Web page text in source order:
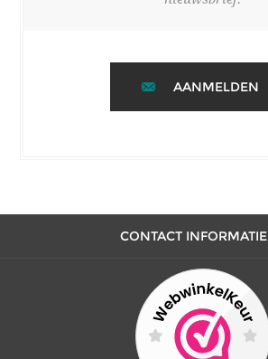
AANMELDEN
CONTACT INFORMATIE